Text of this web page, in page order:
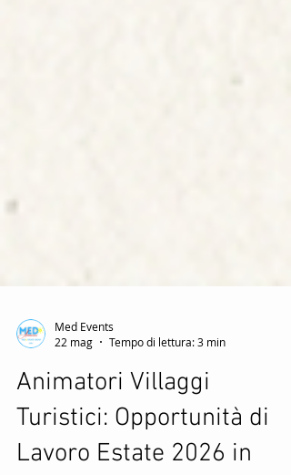
22 mag
Tempo di lettura: 3 min
Animatori Villaggi
Turistici: Opportunità di